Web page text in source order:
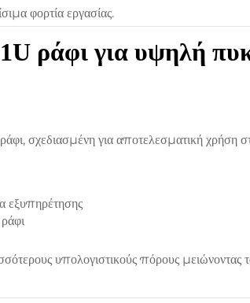
φορτία εργασίας.
ράφι για υψηλή
σχεδιασμένη για αποτελεσματική χρήση
εξυπηρέτησης
υπολογιστικούς πόρους μειώνοντας